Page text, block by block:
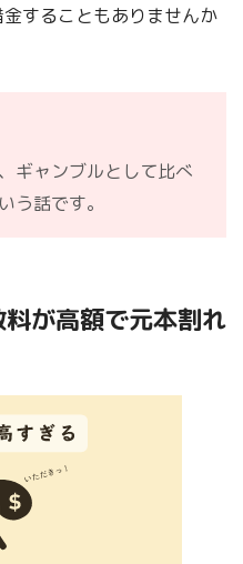
することもありませんか
ギャンブルとして比べ
う話です。
が高額で元本割れ